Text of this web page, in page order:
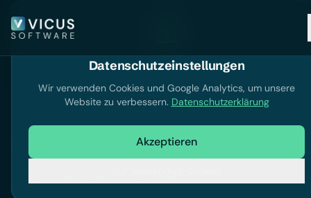
Dokumentation
Dokumentation durchsuchen
Datenschutzeinstellungen
Wir verwenden Cookies und Google Analytics, um unsere
Website zu verbessern. Datenschutzerklärung
Akzeptieren